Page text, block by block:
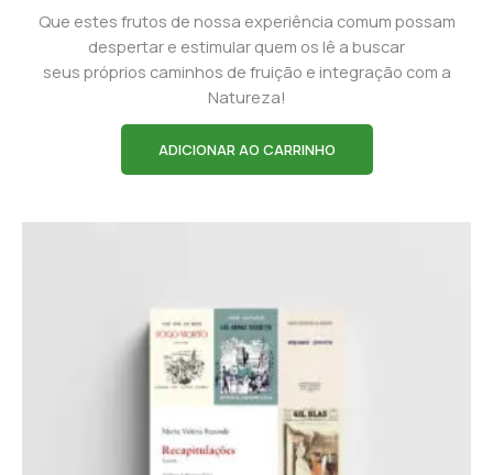
Que estes frutos de nossa experiência comum possam
despertar e estimular quem os lê a buscar
seus próprios caminhos de fruição e integração com a
Natureza!
ADICIONAR AO CARRINHO